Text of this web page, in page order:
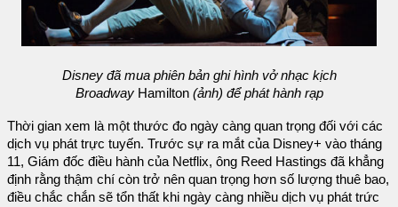
Disney đã mua phiên bản ghi hình vở nhạc kịch
BroadwayHamilton (ảnh) để phát hành rạp
Thời gian xem là một thước đo ngày càng quan trọng đối với các
dịch vụ phát trực tuyến. Trước sự ra mắt của Disney+ vào tháng
11, Giám đốc điều hành của Netflix, ông Reed Hastings đã khẳng
định rằng thậm chí còn trở nên quan trọng hơn số lượng thuê bao,
điều chắc chắn sẽ tổn thất khi ngày càng nhiều dịch vụ phát trức